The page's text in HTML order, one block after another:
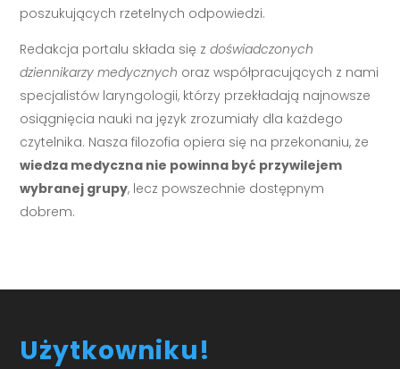
poszukujących rzetelnych odpowiedzi.
Redakcja portalu składa się zdoświadczonych
dziennikarzy medycznych oraz współpracujących z nami
specjalistów laryngologii, którzy przekładają najnowsze
osiągnięcia nauki na język zrozumiały dla każdego
czytelnika. Nasza filozofia opiera się na przekonaniu, że
wiedza medyczna nie powinna być przywilejem
wybranej grupy, lecz powszechnie dostępnym
dobrem.
Użytkowniku!